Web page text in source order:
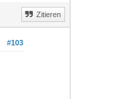
Zitieren
#103